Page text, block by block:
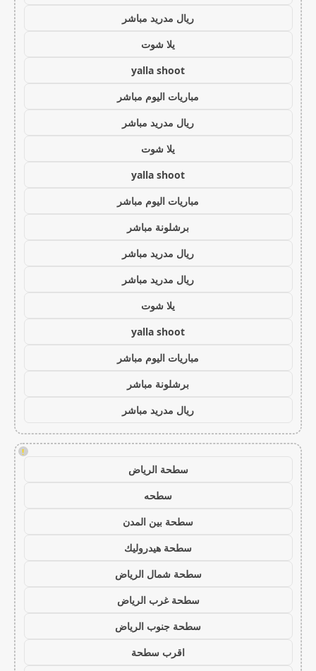
ريال مدريد مباشر
يلا شوت
yalla shoot
مباريات اليوم مباشر
ريال مدريد مباشر
يلا شوت
yalla shoot
مباريات اليوم مباشر
برشلونة مباشر
ريال مدريد مباشر
ريال مدريد مباشر
يلا شوت
yalla shoot
مباريات اليوم مباشر
برشلونة مباشر
ريال مدريد مباشر
!
سطحة الرياض
سطحه
سطحة بين المدن
سطحة هيدروليك
سطحة شمال الرياض
سطحة غرب الرياض
سطحة جنوب الرياض
اقرب سطحة